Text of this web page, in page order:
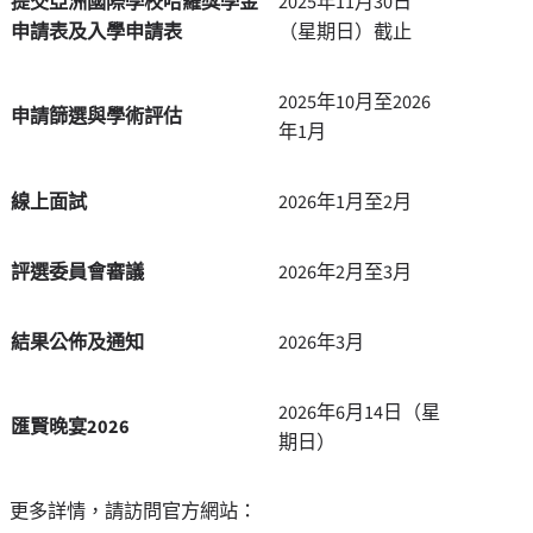
申請表及入學申請表
（星期日）截止
申請篩選與學術評估
2025年10月至2026
年1月
線上面試 2026年1月至2月
評選委員會審議 2026年2月至3月
結果公佈及通知 2026年3月
匯賢晚宴2026
2026年6月14日（星
期日）
更多詳情，請訪問官方網站：